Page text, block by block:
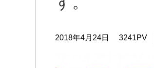
2018年4月24日 3241PV